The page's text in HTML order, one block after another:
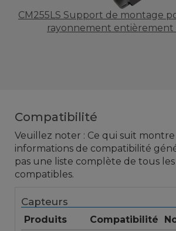
CM255LS Support de montage
rayonnement entièrement
Compatibilité
Veuillez noter : Ce qui suit montre
informations de compatibilité
pas une liste complète de tous
compatibles.
Capteurs
Produits Compatibilité